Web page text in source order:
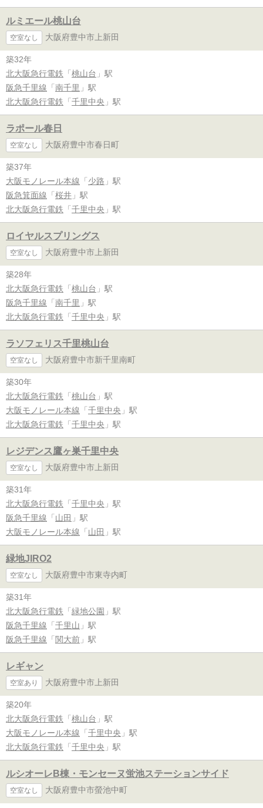
ルミエール桃山台
空室なし 大阪府豊中市上新田
築32年
北大阪急行電鉄 「 桃山台 」駅
阪急千里線 「 南千里 」駅
北大阪急行電鉄 「 千里中央 」駅
ラポール春日
空室なし 大阪府豊中市春日町
築37年
大阪モノレール本線 「 少路 」駅
阪急箕面線 「 桜井 」駅
北大阪急行電鉄 「 千里中央 」駅
ロイヤルスプリングス
空室なし 大阪府豊中市上新田
築28年
北大阪急行電鉄 「 桃山台 」駅
阪急千里線 「 南千里 」駅
北大阪急行電鉄 「 千里中央 」駅
ラソフェリス千里桃山台
空室なし 大阪府豊中市新千里南町
築30年
北大阪急行電鉄 「 桃山台 」駅
大阪モノレール本線 「 千里中央 」駅
北大阪急行電鉄 「 千里中央 」駅
レジデンス鷹ヶ巣千里中央
空室なし 大阪府豊中市上新田
築31年
北大阪急行電鉄 「 千里中央 」駅
阪急千里線 「 山田 」駅
大阪モノレール本線 「 山田 」駅
緑地JIRO2
空室なし 大阪府豊中市東寺内町
築31年
北大阪急行電鉄 「 緑地公園 」駅
阪急千里線 「 千里山 」駅
阪急千里線 「 関大前 」駅
レギャン
空室あり 大阪府豊中市上新田
築20年
北大阪急行電鉄 「 桃山台 」駅
大阪モノレール本線 「 千里中央 」駅
北大阪急行電鉄 「 千里中央 」駅
ルシオーレB棟・モンセーヌ蛍池ステーションサイド
空室なし 大阪府豊中市螢池中町